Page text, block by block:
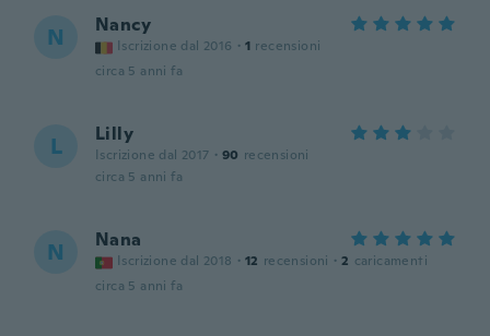
N Nancy
Iscrizione dal 2016 · 1 recensioni
circa 5 anni fa
L Lilly
Iscrizione dal 2017 · 90 recensioni
circa 5 anni fa
N Nana
Iscrizione dal 2018 · 12 recensioni · 2 caricamenti
circa 5 anni fa